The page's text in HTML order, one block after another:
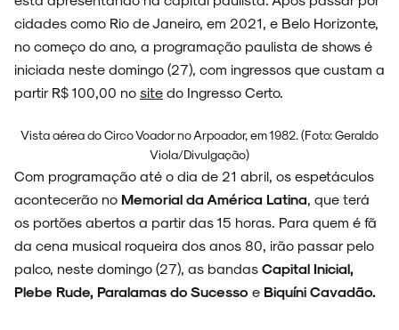
ESPECIAIS
NOVIDADES
cidades como Rio de Janeiro, em 2021, e Belo Horizonte,
no começo do ano, a programação paulista de shows é
iniciada neste domingo (27), com ingressos que custam a
partir R$ 100,00 no site do Ingresso Certo.
Vista aérea do Circo Voador no Arpoador, em 1982. (Foto: Geraldo
Viola/Divulgação)
Com programação até o dia de 21 abril, os espetáculos
acontecerão no Memorial da América Latina, que terá
os portões abertos a partir das 15 horas. Para quem é fã
da cena musical roqueira dos anos 80, irão passar pelo
palco, neste domingo (27), as bandas Capital Inicial,
Plebe Rude, Paralamas do Sucesso e Biquíni Cavadão.